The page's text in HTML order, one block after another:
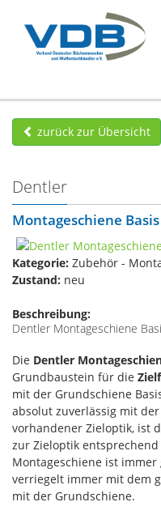
zurück zur Übersicht
Dentler
Montageschiene
Kategorie: Zubehör -
Zustand: neu
Beschreibung:
Dentler Montageschiene
Die Dentler
Grundbaustein für die
mit der Grundschiene
absolut zuverlässig mit
vorhandener Zieloptik, ist
zur Zieloptik
Montageschiene ist
verriegelt immer mit dem
mit der Grundschiene.